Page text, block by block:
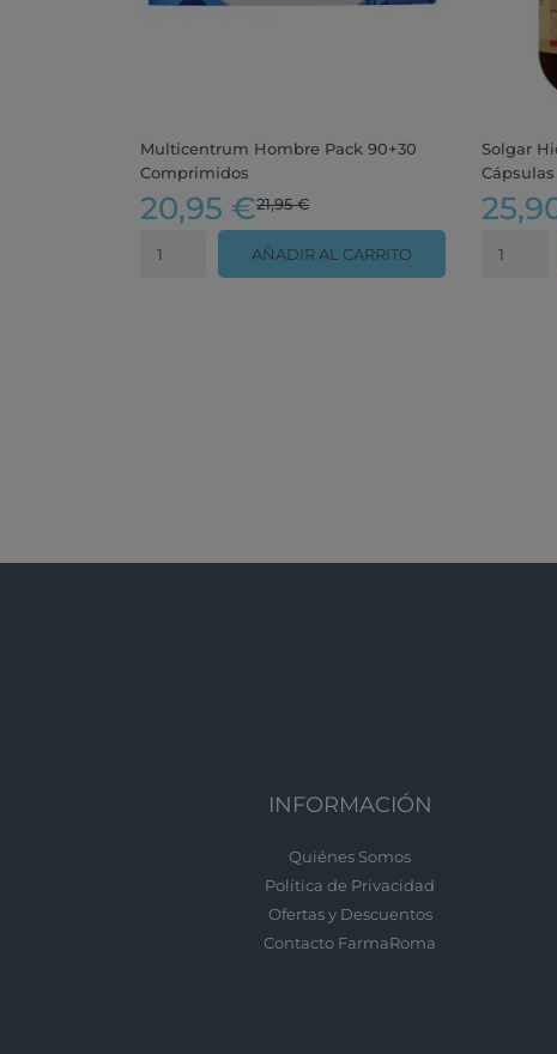
Multicentrum Hombre Pack 90+30
Comprimidos
20,95 €21,95 €
AÑADIR AL CARRITO
Solgar
Cápsulas
INFORMACIÓN
Quiénes Somos
Política de Privacidad
Ofertas y Descuentos
Contacto FarmaRoma